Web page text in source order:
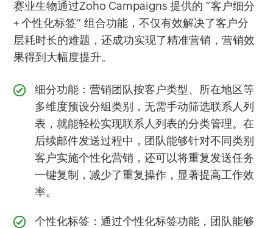
赛业生物通过Zoho Campaigns 提供的 “客户细分
+ 个性化标签” 组合功能，不仅有效解决了客户分
层耗时长的难题，还成功实现了精准营销，营销效
果得到大幅度提升。
细分功能：营销团队按客户类型、所在地区等
多维度预设分组类别，无需手动筛选联系人列
表，就能轻松实现联系人列表的分类管理。在
后续邮件发送过程中，团队能够针对不同类别
客户实施个性化营销，还可以将重复发送任务
一键复制，减少了重复操作，显著提高工作效
率。
个性化标签：通过个性化标签功能，团队能够